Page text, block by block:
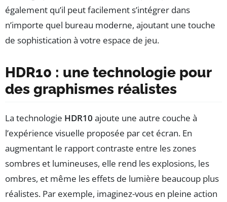
également qu’il peut facilement s’intégrer dans
n’importe quel bureau moderne, ajoutant une touche
de sophistication à votre espace de jeu.
HDR10 : une technologie pour
des graphismes réalistes
La technologie HDR10 ajoute une autre couche à
l’expérience visuelle proposée par cet écran. En
augmentant le rapport contraste entre les zones
sombres et lumineuses, elle rend les explosions, les
ombres, et même les effets de lumière beaucoup plus
réalistes. Par exemple, imaginez-vous en pleine action